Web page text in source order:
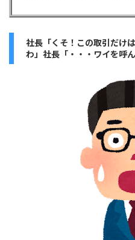
社長「くそ！この取引だけ
わ」社長「・・・ワイを呼